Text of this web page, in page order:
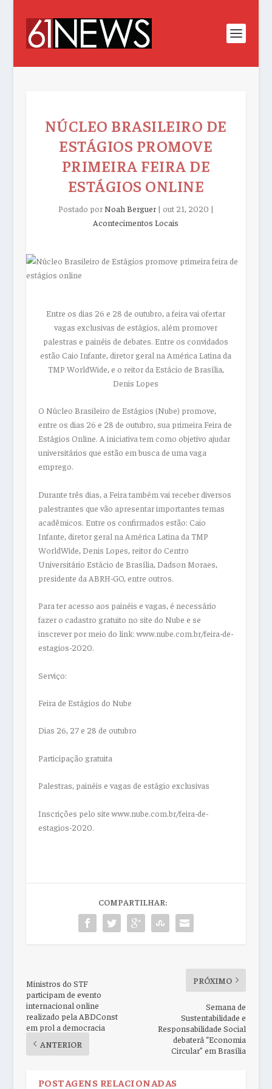
NÚCLEO BRASILEIRO DE
ESTÁGIOS PROMOVE
PRIMEIRA FEIRA DE
ESTÁGIOS ONLINE
Postado por Noah Berguer| out 21, 2020 |
Acontecimentos Locais
Entre os dias 26 e 28 de outubro, a feira vai ofertar
vagas exclusivas de estágios, além promover
palestras e painéis de debates. Entre os convidados
estão Caio Infante, diretor geral na América Latina da
TMP WorldWide, e o reitor da Estácio de Brasília,
Denis Lopes
O Núcleo Brasileiro de Estágios (Nube) promove,
entre os dias 26 e 28 de outubro, sua primeira Feira de
Estágios Online. A iniciativa tem como objetivo ajudar
universitários que estão em busca de uma vaga
emprego.
Durante três dias, a Feira também vai receber diversos
palestrantes que vão apresentar importantes temas
acadêmicos. Entre os confirmados estão: Caio
Infante, diretor geral na América Latina da TMP
WorldWide, Denis Lopes, reitor do Centro
Universitário Estácio de Brasília, Dadson Moraes,
presidente da ABRH-GO, entre outros.
Para ter acesso aos painéis e vagas, é necessário
fazer o cadastro gratuito no site do Nube e se
inscrever por meio do link: www.nube.com.br/feira-de-
estagios-2020.
Serviço:
Feira de Estágios do Nube
Dias 26, 27 e 28 de outubro
Participação gratuita
Palestras, painéis e vagas de estágio exclusivas
Inscrições pelo site www.nube.com.br/feira-de-
estagios-2020.
COMPARTILHAR:
Ministros do STF
participam de evento
internacional online
realizado pela ABDConst
em prol a democracia
ANTERIOR
PRÓXIMO
Semana de
Sustentabilidade e
Responsabilidade Social
debaterá “Economia
Circular” em Brasília
POSTAGENS RELACIONADAS